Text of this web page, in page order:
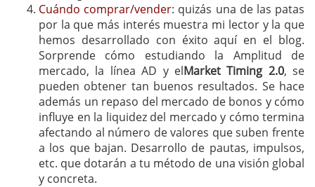
Cuándo comprar/vender: quizás una de las patas
por la que más interés muestra mi lector y la que
hemos desarrollado con éxito aquí en el blog.
Sorprende cómo estudiando la Amplitud de
mercado, la línea AD y elMarket Timing 2.0, se
pueden obtener tan buenos resultados. Se hace
además un repaso del mercado de bonos y cómo
influye en la liquidez del mercado y cómo termina
afectando al número de valores que suben frente
a los que bajan. Desarrollo de pautas, impulsos,
etc. que dotarán a tu método de una visión global
y concreta.